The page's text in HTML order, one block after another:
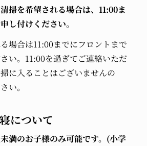
掃を希望される場合は、11:00ま
し付けください。
場合は11:00までにフロントまで
い。11:00を過ぎてご連絡いただ
に入ることはございませんの
い。
について
満のお子様のみ可能です。(小学